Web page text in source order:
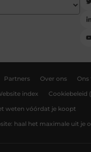
Partners Over ons Ons
index Cookiebeleid
weten vóórdat je koopt
haal het maximale uit je